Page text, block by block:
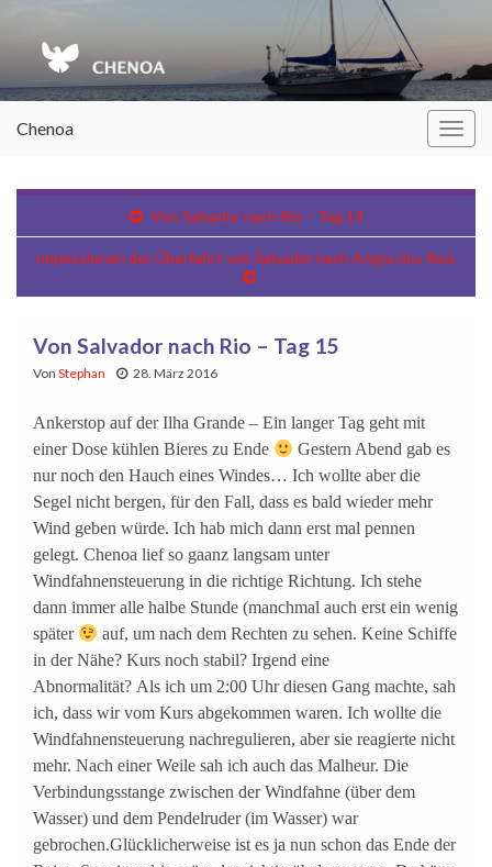
Chenoa
Von Salvador nach Rio – Tag 14
Impessionen der Überfahrt von Salvador nach Angra dos Reis
Von Salvador nach Rio – Tag 15
Von Stephan 28. März 2016
Ankerstop auf der Ilha Grande – Ein langer Tag geht mit
einer Dose kühlen Bieres zu Ende
Gestern Abend gab es
nur noch den Hauch eines Windes… Ich wollte aber die
Segel nicht bergen, für den Fall, dass es bald wieder mehr
Wind geben würde. Ich hab mich dann erst mal pennen
gelegt. Chenoa lief so gaanz langsam unter
Windfahnensteuerung in die richtige Richtung. Ich stehe
dann immer alle halbe Stunde (manchmal auch erst ein wenig
später
auf, um nach dem Rechten zu sehen. Keine Schiffe
in der Nähe? Kurs noch stabil? Irgend eine
Abnormalität? Als ich um 2:00 Uhr diesen Gang machte, sah
ich, dass wir vom Kurs abgekommen waren. Ich wollte die
Windfahnensteuerung nachregulieren, aber sie reagierte nicht
mehr. Nach einer Weile sah ich auch das Malheur. Die
Verbindungsstange zwischen der Windfahne (über dem
Wasser) und dem Pendelruder (im Wasser) war
gebrochen.Glücklicherweise ist es ja nun schon das Ende der